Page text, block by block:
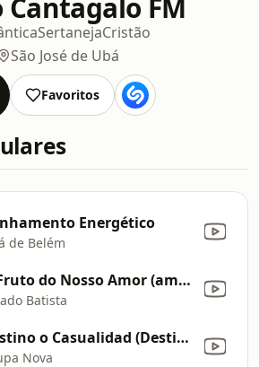
Cantagalo FM
SertanejaCristão
São José de Ubá
Favoritos
Energético
de Belém
O Fruto do Nosso Amor (amor Perfeito)
Batista
Destino o Casualidad (Destino ou Acaso) [feat. Maite Perroni]
Nova